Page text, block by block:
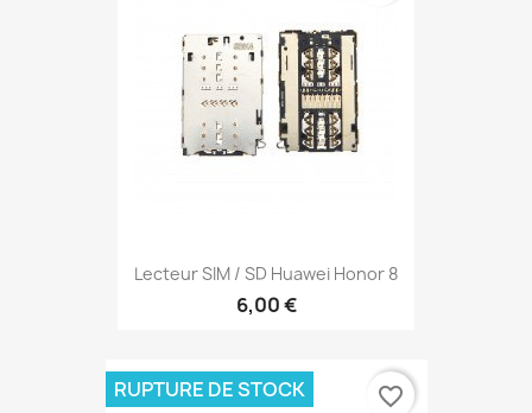
Lecteur SIM / SD Huawei Honor 8
6,00 €
RUPTURE DE STOCK favorite_border